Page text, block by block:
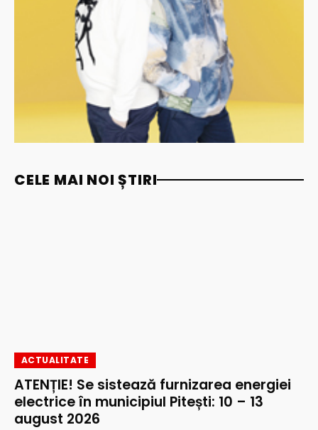
CELE MAI NOI ȘTIRI
ACTUALITATE
ATENȚIE! Se sistează furnizarea energiei
electrice în municipiul Pitești: 10 – 13
august 2026